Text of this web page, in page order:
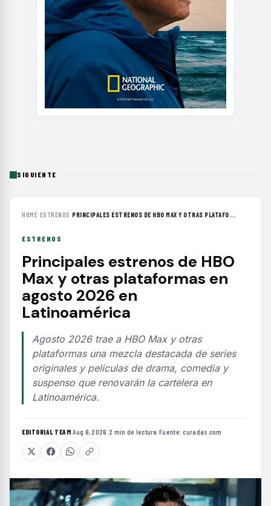
SIGUIENTE
HOME›ESTRENOS ›PRINCIPALES ESTRENOS DE HBO MAX Y OTRAS PLATAFO...
ESTRENOS
Principales estrenos de HBO
Max y otras plataformas en
agosto 2026 en
Latinoamérica
Agosto 2026 trae a HBO Max y otras
plataformas una mezcla destacada de series
originales y películas de drama, comedia y
suspenso que renovarán la cartelera en
Latinoamérica.
EDITORIAL TEAM·Aug 6, 2026 ·2 min de lectura ·Fuente:curadas.com